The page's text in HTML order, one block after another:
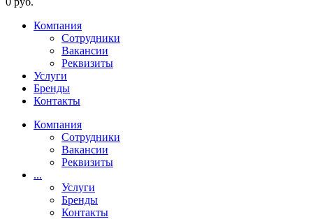
Компания
Сотрудники
Вакансии
Реквизиты
Услуги
Бренды
Контакты
Компания
Сотрудники
Вакансии
Реквизиты
...
Услуги
Бренды
Контакты